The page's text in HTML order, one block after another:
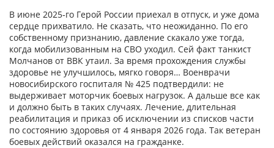
В июне 2025‑го Герой России приехал в отпуск, и уже дома
сердце прихватило. Не сказать, что неожиданно. По его
собственному признанию, давление скакало уже тогда,
когда мобилизованным на СВО уходил. Сей факт танкист
Молчанов от ВВК утаил. За время прохождения службы
здоровье не улучшилось, мягко говоря… Военврачи
новосибирского госпиталя № 425 подтвердили: не
выдерживает моторчик боевых нагрузок. А дальше все как
и должно быть в таких случаях. Лечение, длительная
реабилитация и приказ об исключении из списков части
по состоянию здоровья от 4 января 2026 года. Так ветеран
боевых действий оказался на гражданке.